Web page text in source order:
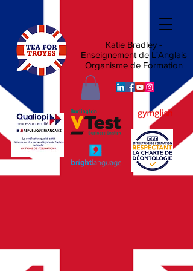
Katie Bradley -
Enseignement de L'Anglais
Organisme de Formation